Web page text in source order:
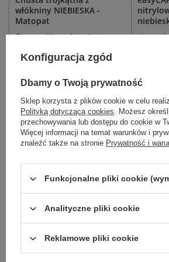
włókniny NIEBIESKA -
Matopat
Chusta trójkątna bawełniana
Dostępny
DO KOSZYKA
5,75 zł
10 x 12 cm. - Matopat
Kompres nieprzylepiający
Konfiguracja zgód
Dbamy o Twoją prywatność
Sklep korzysta z plików cookie w celu
Polityką dotyczącą cookies. Możesz
przechowywania lub dostępu do cookie w
Więcej informacji na temat warunków i
znaleźć także na stronie Prywatność i
Funkcjonalne pliki cookie
Analityczne pliki cookie
Reklamowe pliki cookie